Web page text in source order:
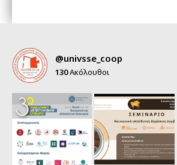
@univsse_coop
130Ακόλουθοι